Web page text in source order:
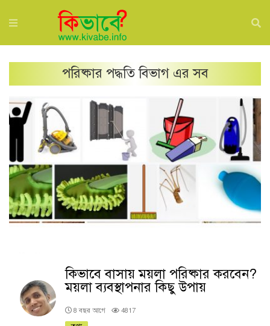
পরিষ্কার পদ্ধতিবিভাগ এর সব
কিভাবে বাসায় ময়লা পরিষ্কার করবেন?
ময়লা ব্যবস্থাপনার কিছু উপায়
8 বছর আগে
4817